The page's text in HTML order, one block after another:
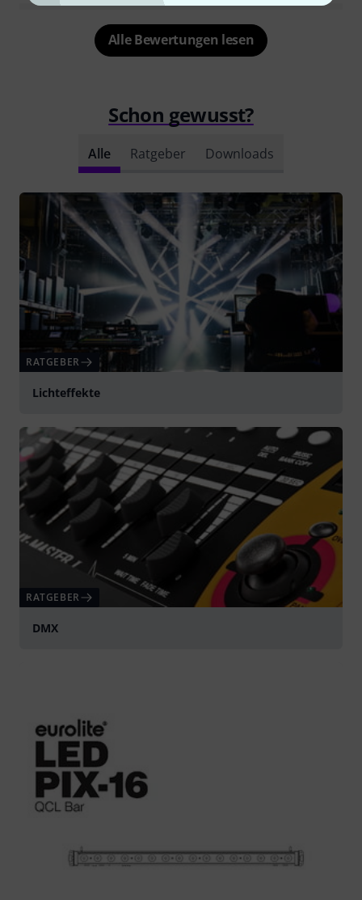
Alle Bewertungen lesen
Schon gewusst?
Alle Ratgeber Downloads
RATGEBER
Lichteffekte
RATGEBER
DMX